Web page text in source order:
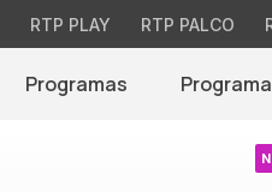
RTP PLAY RTP PALCO
Programas